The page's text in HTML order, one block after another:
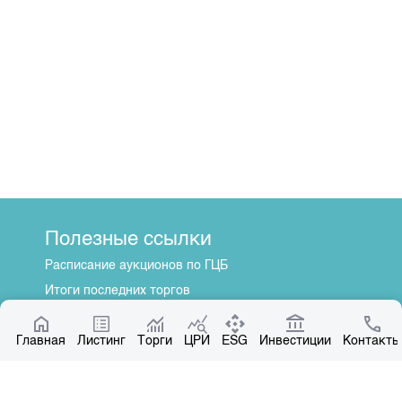
Главная Листинг Торги ЦРИ ESG Инвестиции Контакты
Полезные ссылки
Расписание аукционов по ГЦБ
Итоги последних торгов
Котировки по ЦБ
Центр раскрытия информации